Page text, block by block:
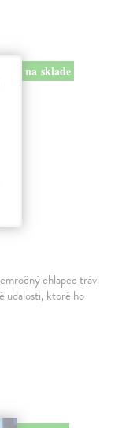
na sklade
chlapec trávi
udalosti, ktoré ho